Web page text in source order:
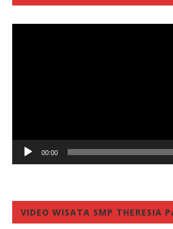
00:00
VIDEO WISATA SMP THERESIA